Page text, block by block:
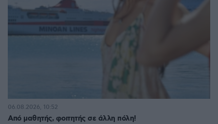
Από μαθητής, φοιτητής σε άλλη πόλη!
06.08.2026, 10:52